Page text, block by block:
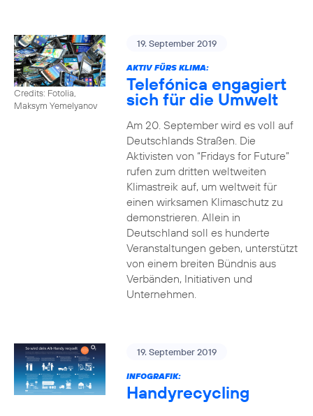
Credits: Fotolia,
Maksym Yemelyanov
19. September 2019
AKTIV FÜRS KLIMA:
Telefónica engagiert
sich für die Umwelt
Am 20. September wird es voll auf
Deutschlands Straßen. Die
Aktivisten von “Fridays for Future”
rufen zum dritten weltweiten
Klimastreik auf, um weltweit für
einen wirksamen Klimaschutz zu
demonstrieren. Allein in
Deutschland soll es hunderte
Veranstaltungen geben, unterstützt
von einem breiten Bündnis aus
Verbänden, Initiativen und
Unternehmen.
19. September 2019
INFOGRAFIK:
Handyrecycling